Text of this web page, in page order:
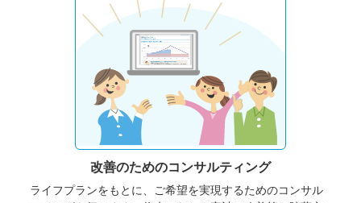
改善のためのコンサルティング
ライフプランをもとに、ご希望を実現するためのコンサル